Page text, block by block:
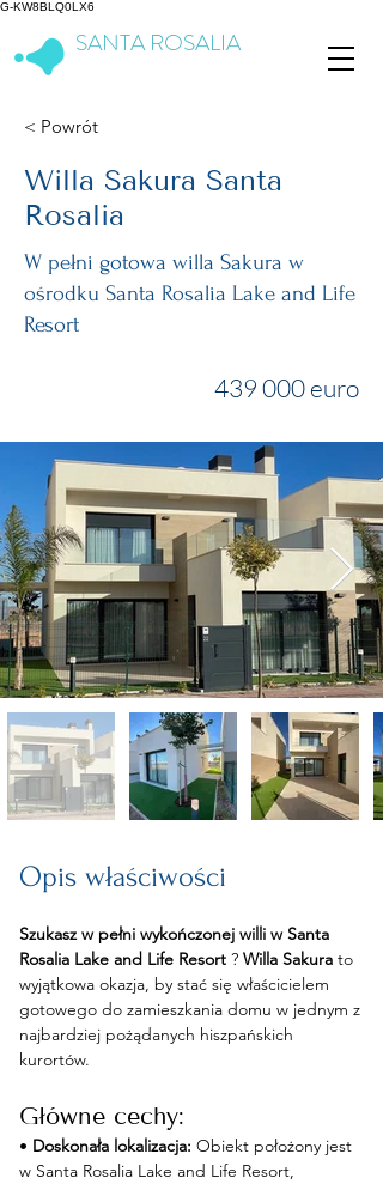
G-KW8BLQ0LX6
SANTA ROSALIA
< Powrót
Willa Sakura Santa
Rosalia
W pełni gotowa willa Sakura w
ośrodku Santa Rosalia Lake and Life
Resort
439 000 euro
Opis właściwości
Szukasz w pełni wykończonej willi w Santa
Rosalia Lake and Life Resort ? Willa Sakura to
wyjątkowa okazja, by stać się właścicielem
gotowego do zamieszkania domu w jednym z
najbardziej pożądanych hiszpańskich
kurortów.
Główne cechy:
• Doskonała lokalizacja: Obiekt położony jest
w Santa Rosalia Lake and Life Resort,